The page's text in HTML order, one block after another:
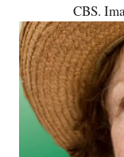
CBS.